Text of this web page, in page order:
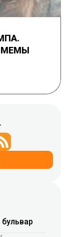
МЕМЫ